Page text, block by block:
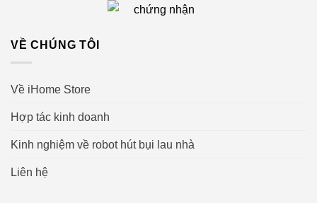
VỀ CHÚNG TÔI
Về iHome Store
Hợp tác kinh doanh
Kinh nghiệm về robot hút bụi lau nhà
Liên hệ